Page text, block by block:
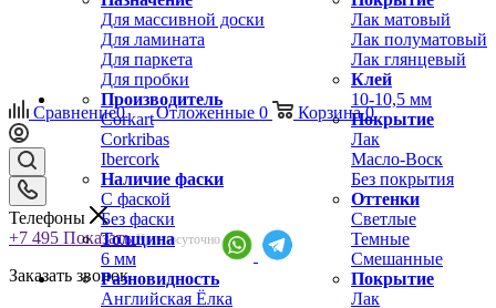
Для массивной доски
Для ламината
Для паркета
Для пробки
Лак матовый
Лак полуматовый
Лак глянцевый
Клей
Производитель
Corkart
Corkribas
Ibercork
Наличие фаски
С фаской
Без фаски
Толщина
6 мм
10-10,5 мм
Покрытие
Лак
Масло-Воск
Без покрытия
Оттенки
Светлые
Темные
Смешанные
Разновидность
Английская Ёлка
Покрытие
Лак
Сравнение0 Отложенные 0 Корзина 0
Телефоны
+7 495 Показать Круглосуточно
Заказать звонок